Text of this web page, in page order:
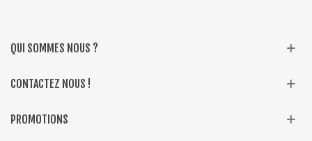
QUI SOMMES NOUS ?
CONTACTEZ NOUS !
PROMOTIONS